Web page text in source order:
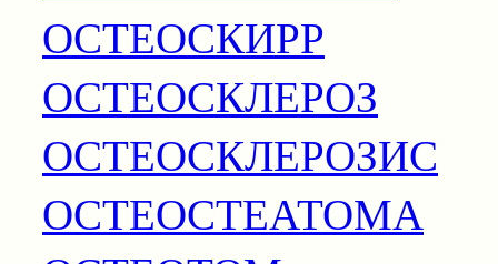
ОСТЕОСКИРР
ОСТЕОСКЛЕРОЗ
ОСТЕОСКЛЕРОЗИС
ОСТЕОСТЕАТОМА